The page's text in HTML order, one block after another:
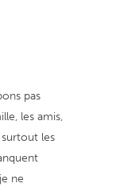
pas
les amis,
les
ne